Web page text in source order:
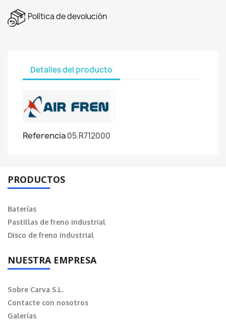
Política de devolución
Detalles del producto
Referencia05.R712000
PRODUCTOS
Baterías
Pastillas de freno industrial
Disco de freno industrial
NUESTRA EMPRESA
Sobre Carva S.L.
Contacte con nosotros
Galerías